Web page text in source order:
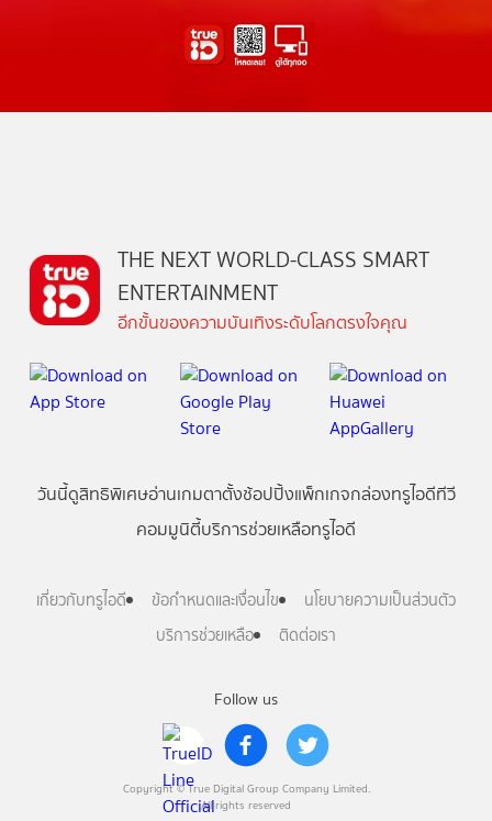
Follow us
Copyright © True Digital Group Company Limited.
All rights reserved
THE NEXT WORLD-CLASS SMART
ENTERTAINMENT
อีกขั้นของความบันเทิงระดับโลกตรงใจคุณ
วันนี้ดูสิทธิพิเศษอ่านเกมตาตั้งช้อปปิ้งแพ็กเกจกล่องทรูไอดีทีวี
คอมมูนิตี้บริการช่วยเหลือทรูไอดี
เกี่ยวกับทรูไอดี ข้อกำหนดและเงื่อนไข
นโยบายความเป็นส่วนตัว
บริการช่วยเหลือ
ติดต่อเรา